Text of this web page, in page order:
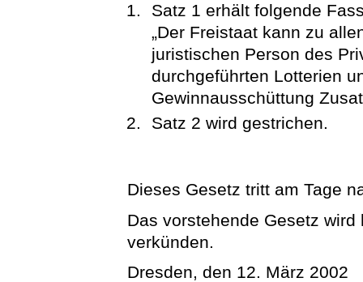
Satz 1 erhält folgende
„Der Freistaat kann zu
juristischen Person des
durchgeführten Lotterien
Gewinnausschüttung
Satz 2 wird gestrichen.
Dieses Gesetz tritt am Tage
Das vorstehende Gesetz
verkünden.
Dresden, den 12. März 2002